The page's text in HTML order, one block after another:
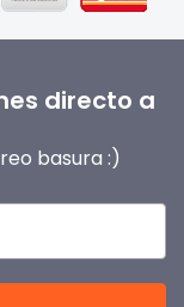
directo a
basura :)